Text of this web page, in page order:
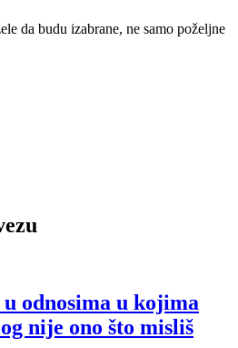
da budu izabrane, ne samo poželjne
u odnosima u kojima
nije ono što misliš